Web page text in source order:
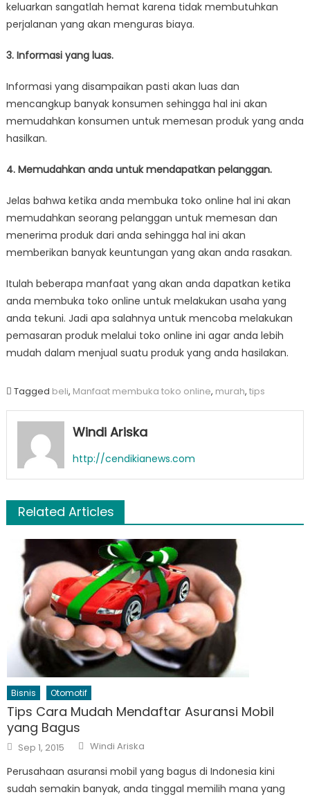
keluarkan sangatlah hemat karena tidak membutuhkan
perjalanan yang akan menguras biaya.
3. Informasi yang luas.
Informasi yang disampaikan pasti akan luas dan
mencangkup banyak konsumen sehingga hal ini akan
memudahkan konsumen untuk memesan produk yang anda
hasilkan.
4. Memudahkan anda untuk mendapatkan pelanggan.
Jelas bahwa ketika anda membuka toko online hal ini akan
memudahkan seorang pelanggan untuk memesan dan
menerima produk dari anda sehingga hal ini akan
memberikan banyak keuntungan yang akan anda rasakan.
Itulah beberapa manfaat yang akan anda dapatkan ketika
anda membuka toko online untuk melakukan usaha yang
anda tekuni. Jadi apa salahnya untuk mencoba melakukan
pemasaran produk melalui toko online ini agar anda lebih
mudah dalam menjual suatu produk yang anda hasilakan.
Tagged beli, Manfaat membuka toko online, murah, tips
Windi Ariska
http://cendikianews.com
Related Articles
Bisnis Otomotif
Tips Cara Mudah Mendaftar Asuransi Mobil
yang Bagus
Posted
on
Sep 1, 2015 Author
Windi Ariska
Perusahaan asuransi mobil yang bagus di Indonesia kini
sudah semakin banyak, anda tinggal memilih mana yang